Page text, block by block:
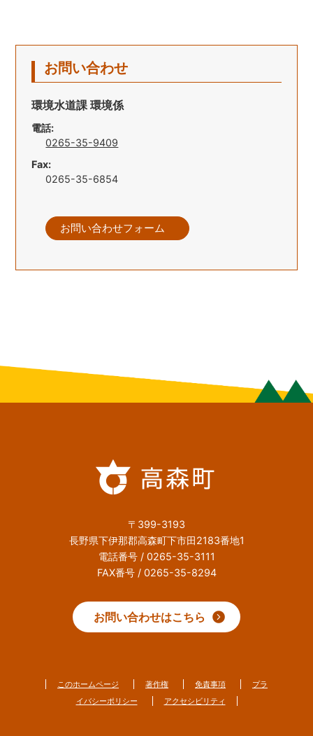
お問い合わせ
環境水道課 環境係
電話:
0265-35-9409
Fax:
0265-35-6854
お問い合わせフォーム
〒399-3193
長野県下伊那郡高森町下市田2183番地1
電話番号 / 0265-35-3111
FAX番号 / 0265-35-8294
お問い合わせはこちら
このホームページ 著作権 免責事項
プラ
イバシーポリシー
アクセシビリティ